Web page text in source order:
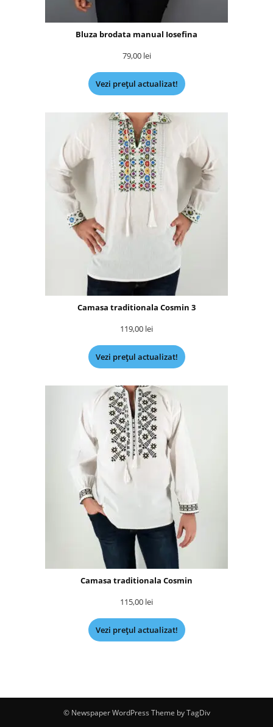
Bluza brodata manual Iosefina
79,00 lei
Vezi prețul actualizat!
Camasa traditionala Cosmin 3
119,00 lei
Vezi prețul actualizat!
Camasa traditionala Cosmin
115,00 lei
Vezi prețul actualizat!
© Newspaper WordPress Theme by TagDiv